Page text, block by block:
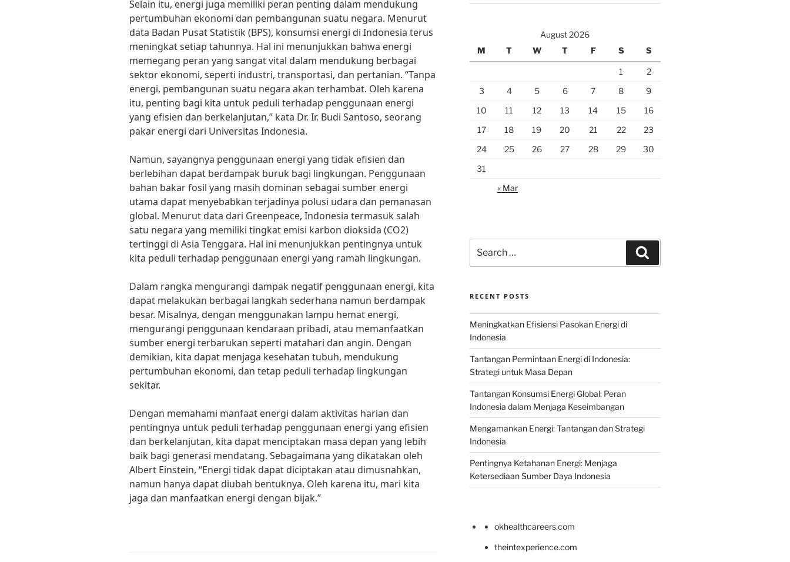
Selain itu, energi juga memiliki peran penting dalam mendukung
pertumbuhan ekonomi dan pembangunan suatu negara. Menurut
data Badan Pusat Statistik (BPS), konsumsi energi di Indonesia terus
meningkat setiap tahunnya. Hal ini menunjukkan bahwa energi
memegang peran yang sangat vital dalam mendukung berbagai
sektor ekonomi, seperti industri, transportasi, dan pertanian. “Tanpa
energi, pembangunan suatu negara akan terhambat. Oleh karena
itu, penting bagi kita untuk peduli terhadap penggunaan energi
yang efisien dan berkelanjutan,” kata Dr. Ir. Budi Santoso, seorang
pakar energi dari Universitas Indonesia.
Namun, sayangnya penggunaan energi yang tidak efisien dan
berlebihan dapat berdampak buruk bagi lingkungan. Penggunaan
bahan bakar fosil yang masih dominan sebagai sumber energi
utama dapat menyebabkan terjadinya polusi udara dan pemanasan
global. Menurut data dari Greenpeace, Indonesia termasuk salah
satu negara yang memiliki tingkat emisi karbon dioksida (CO2)
tertinggi di Asia Tenggara. Hal ini menunjukkan pentingnya untuk
kita peduli terhadap penggunaan energi yang ramah lingkungan.
Dalam rangka mengurangi dampak negatif penggunaan energi, kita
dapat melakukan berbagai langkah sederhana namun berdampak
besar. Misalnya, dengan menggunakan lampu hemat energi,
mengurangi penggunaan kendaraan pribadi, atau memanfaatkan
sumber energi terbarukan seperti matahari dan angin. Dengan
demikian, kita dapat menjaga kesehatan tubuh, mendukung
pertumbuhan ekonomi, dan tetap peduli terhadap lingkungan
sekitar.
Dengan memahami manfaat energi dalam aktivitas harian dan
pentingnya untuk peduli terhadap penggunaan energi yang efisien
dan berkelanjutan, kita dapat menciptakan masa depan yang lebih
baik bagi generasi mendatang. Sebagaimana yang dikatakan oleh
Albert Einstein, “Energi tidak dapat diciptakan atau dimusnahkan,
namun hanya dapat diubah bentuknya. Oleh karena itu, mari kita
jaga dan manfaatkan energi dengan bijak.”
August 2026
M
T W T F S S
1
2
3
4 5 6 7 8
9
10
11 12 13 14 15
16
17
18 19 20 21 22
23
24
25 26 27 28 29
30
31
« Mar
for:
RECENT POSTS
Meningkatkan Efisiensi Pasokan Energi di
Indonesia
Tantangan Permintaan Energi di Indonesia:
Strategi untuk Masa Depan
Tantangan Konsumsi Energi Global: Peran
Indonesia dalam Menjaga Keseimbangan
Mengamankan Energi: Tantangan dan Strategi
Indonesia
Pentingnya Ketahanan Energi: Menjaga
Ketersediaan Sumber Daya Indonesia
okhealthcareers.com
theintexperience.com